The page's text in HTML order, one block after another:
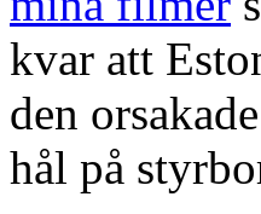
kvar att
den
hål på